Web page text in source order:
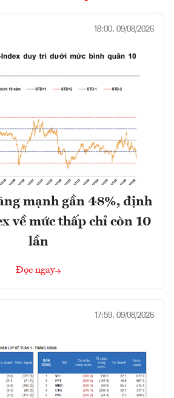
18:00, 09/08/2026
mạnh gần 48%, định
về mức thấp chỉ còn 10
lần
Đọc ngay
17:59, 09/08/2026